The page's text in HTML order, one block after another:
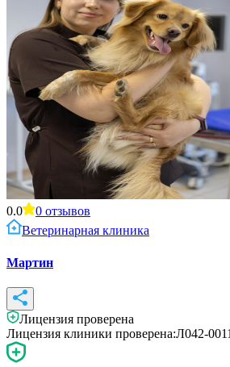
0.0 0 отзывов
Ветеринарная клиника
Мартин
Лицензия проверена
Лицензия клиники проверена:Л042-